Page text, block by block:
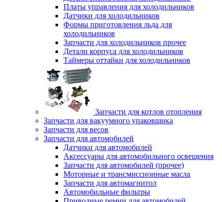
Платы управления для холодильников
Датчики для холодильников
Формы приготовления льда для
холодильников
Запчасти для холодильников прочее
Детали корпуса для холодильников
Таймеры оттайки для холодильников
Запчасти для котлов отопления
Запчасти для вакуумного упаковщика
Запчасти для весов
Запчасти для автомобилей
Датчики для автомобилей
Аксессуары для автомобильного освещения
Запчасти для автомобилей (прочее)
Моторные и трансмиссионные масла
Запчасти для автомагнитол
Автомобильные фильтры